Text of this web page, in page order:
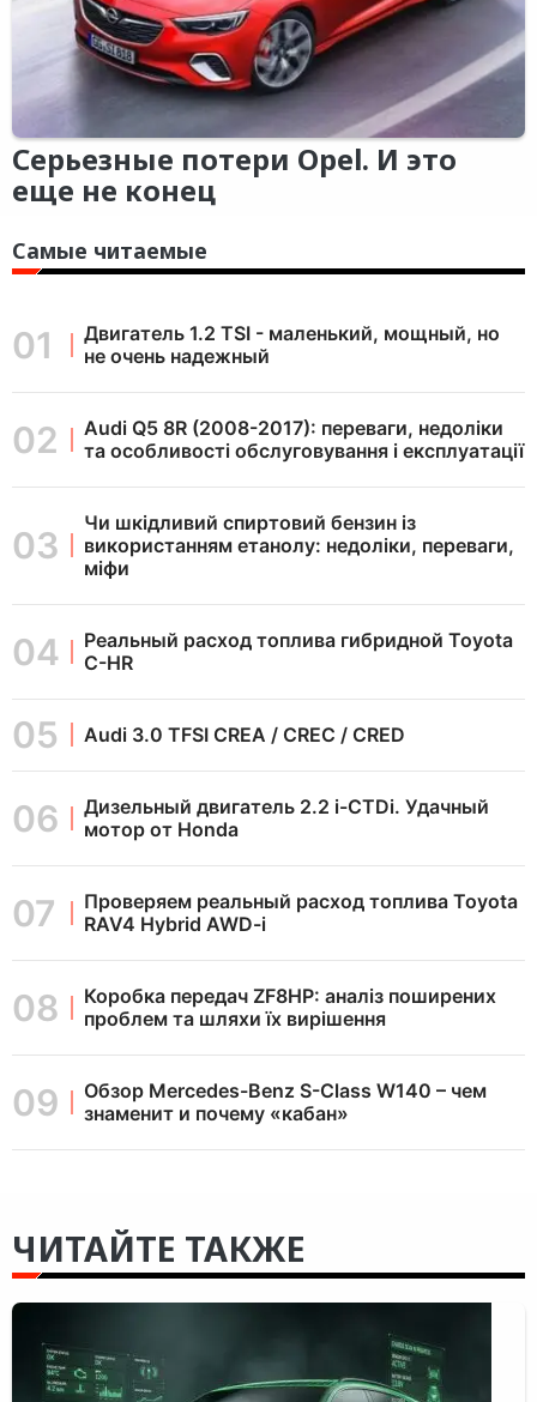
Серьезные потери Opel. И это
еще не конец
Самые читаемые
Двигатель 1.2 TSI - маленький, мощный, но
не очень надежный
Audi Q5 8R (2008-2017): переваги, недоліки
та особливості обслуговування і експлуатації
Чи шкідливий спиртовий бензин із
використанням етанолу: недоліки, переваги,
міфи
Реальный расход топлива гибридной Toyota
C-HR
Audi 3.0 TFSI CREA / CREC / CRED
Дизельный двигатель 2.2 i-CTDi. Удачный
мотор от Honda
Проверяем реальный расход топлива Toyota
RAV4 Hybrid AWD-i
Коробка передач ZF8HP: аналіз поширених
проблем та шляхи їх вирішення
Обзор Mercedes-Benz S-Class W140 – чем
знаменит и почему «кабан»
ЧИТАЙТЕ ТАКЖЕ